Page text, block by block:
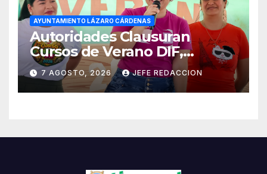
AYUNTAMIENTO LÁZARO CÁRDENAS
Autoridades Clausuran
Cursos de Verano DIF,
Seguridad Pública y Casa de
Cultura 2026
7 AGOSTO, 2026 JEFE REDACCION